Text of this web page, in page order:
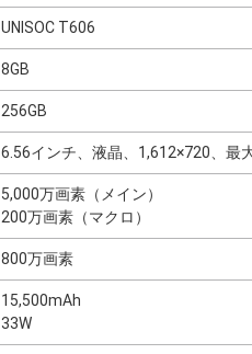
UNISOC T606
8GB
256GB
6.56インチ、液晶、1,612×720、最
5,000万画素（メイン）
200万画素（マクロ）
800万画素
15,500mAh
33W